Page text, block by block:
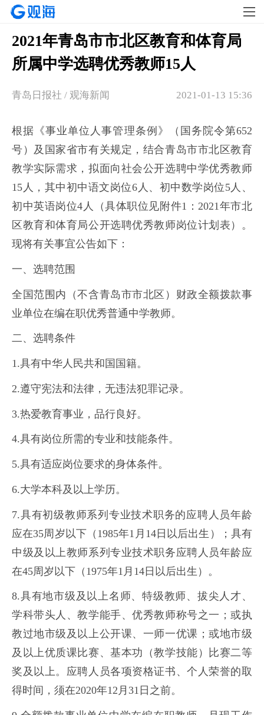
2021年青岛市市北区教育和体育局
所属中学选聘优秀教师15人
2021-01-13 15:36
青岛日报社 / 观海新闻
根据《事业单位人事管理条例》（国务院令第652
号）及国家省市有关规定，结合青岛市市北区教育
教学实际需求，拟面向社会公开选聘中学优秀教师
15人，其中初中语文岗位6人、初中数学岗位5人、
初中英语岗位4人（具体职位见附件1：2021年市北
区教育和体育局公开选聘优秀教师岗位计划表）。
现将有关事宜公告如下：
一、选聘范围
全国范围内（不含青岛市市北区）财政全额拨款事
业单位在编在职优秀普通中学教师。
二、选聘条件
1.具有中华人民共和国国籍。
2.遵守宪法和法律，无违法犯罪记录。
3.热爱教育事业，品行良好。
4.具有岗位所需的专业和技能条件。
5.具有适应岗位要求的身体条件。
6.大学本科及以上学历。
7.具有初级教师系列专业技术职务的应聘人员年龄
应在35周岁以下（1985年1月14日以后出生）；具有
中级及以上教师系列专业技术职务应聘人员年龄应
在45周岁以下（1975年1月14日以后出生）。
8.具有地市级及以上名师、特级教师、拔尖人才、
学科带头人、教学能手、优秀教师称号之一；或执
教过地市级及以上公开课、一师一优课；或地市级
及以上优质课比赛、基本功（教学技能）比赛二等
奖及以上。应聘人员各项资格证书、个人荣誉的取
得时间，须在2020年12月31日之前。